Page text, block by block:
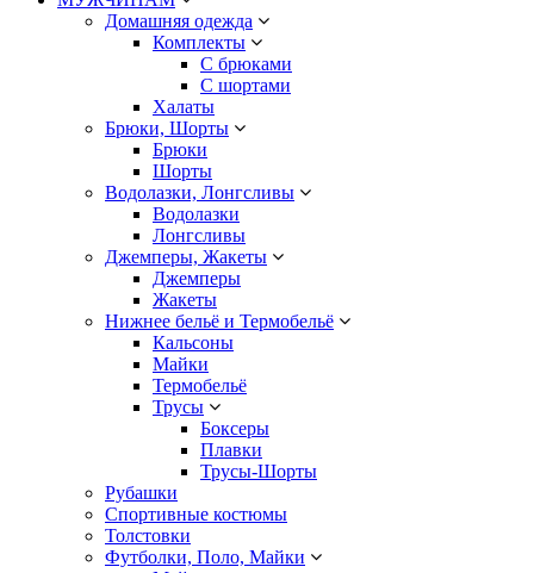
Домашняя одежда
Комплекты
С брюками
С шортами
Халаты
Брюки, Шорты
Брюки
Шорты
Водолазки, Лонгсливы
Водолазки
Лонгсливы
Джемперы, Жакеты
Джемперы
Жакеты
Нижнее бельё и Термобельё
Кальсоны
Майки
Термобельё
Трусы
Боксеры
Плавки
Трусы-Шорты
Рубашки
Спортивные костюмы
Толстовки
Футболки, Поло, Майки